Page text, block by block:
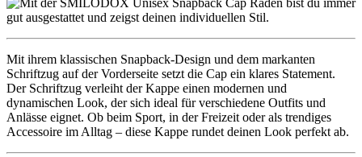
Mit ihrem klassischen Snapback-Design und dem markanten
Schriftzug auf der Vorderseite setzt die Cap ein klares Statement.
Der Schriftzug verleiht der Kappe einen modernen und
dynamischen Look, der sich ideal für verschiedene Outfits und
Anlässe eignet. Ob beim Sport, in der Freizeit oder als trendiges
Accessoire im Alltag – diese Kappe rundet deinen Look perfekt ab.